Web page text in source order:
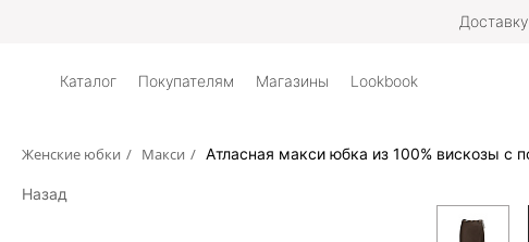
Каталог Покупателям Магазины Lookbook
Женские юбки / Макси / Атласная макси юбка из 100% вискозы с
Назад